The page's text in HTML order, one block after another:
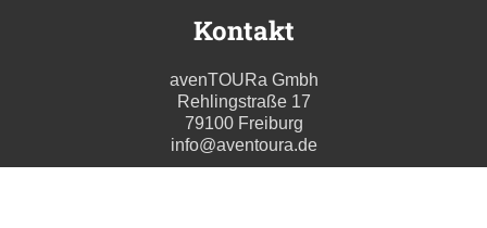
Kontakt
avenTOURa Gmbh
Rehlingstraße 17
79100 Freiburg
info@aventoura.de